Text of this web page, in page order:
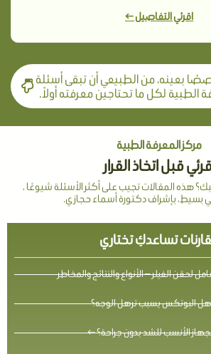
اقرئي التفاصيل ←
بعينه، من الطبيعي أن تبقى أسئلة
الطبية لكل ما تحتاجين معرفته أولاً.
مركز المعرفة الطبية
قبل اتخاذ القرار
هذه المقالات تجيب على أكثر الأسئلة شيوعًا ،
بسيط، بإشراف دكتورة أسماء حجازي.
تساعدكِ تختاري
لحقن الفيلر — الأنواع والنتائج والمخاطر
هل البوتكس يسبب ترهل الوجه؟
الأنسب للشد بدون جراحة؟ ←